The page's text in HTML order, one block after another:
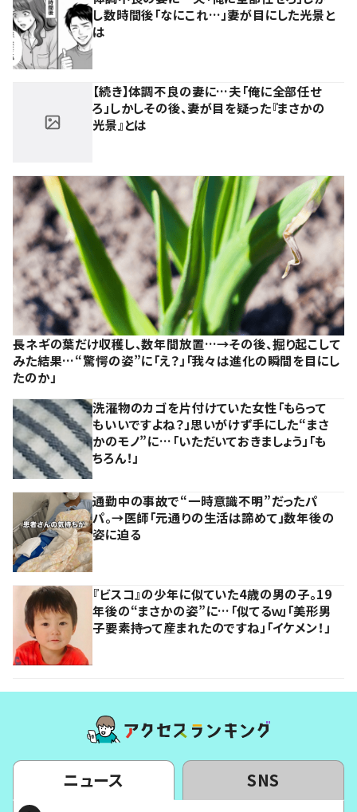
し数時間後「なにこれ…」妻が目にした光景と
は
【続き】体調不良の妻に…夫「俺に全部任せ
ろ」しかしその後、妻が目を疑った『まさかの
光景』とは
長ネギの葉だけ収穫し、数年間放置…→その後、掘り起こして
みた結果…“驚愕の姿”に「え？」「我々は進化の瞬間を目にし
たのか」
洗濯物のカゴを片付けていた女性「もらって
もいいですよね？」思いがけず手にした“まさ
かのモノ”に…「いただいておきましょう」「も
ちろん！」
通勤中の事故で“一時意識不明”だったパ
パ。→医師「元通りの生活は諦めて」数年後の
姿に迫る
『ビスコ』の少年に似ていた4歳の男の子。19
年後の“まさかの姿”に…「似てるｗ」「美形男
子要素持って産まれたのですね」「イケメン！」
ニュース SNS